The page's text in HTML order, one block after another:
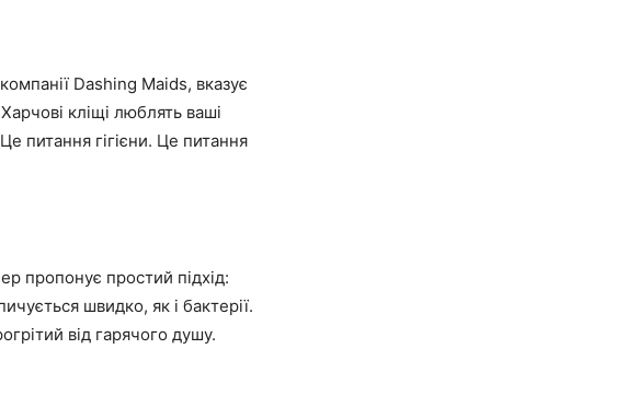
Dashing Maids, вказує
кліщі люблять ваші
питання гігієни. Це питання
пропонує простий підхід:
швидко, як і бактерії.
від гарячого душу.